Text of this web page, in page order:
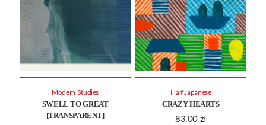
SWELL TO GREAT
[TRANSPARENT]
Modern Studies
CRAZY HEARTS
83.00 zł
Half Japanese